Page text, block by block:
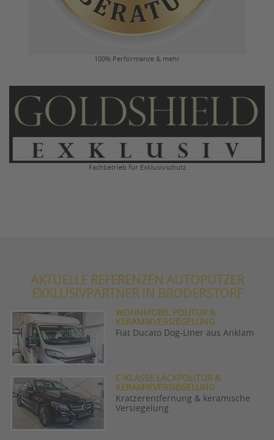
100% Performance & mehr
Fachbetrieb für Exklusivschutz
AKTUELLE REFERENZEN AUTOPUTZER
EXKLUSIVPARTNER IN BRODERSTORF
WOHNMOBIL POLITUR &
KERAMIKVERSIEGELUNG
Fiat Ducato Dog-Liner aus Anklam
C-KLASSE LACKPOLITUR &
KERAMIKVERSIEGELUNG
Kratzerentfernung & keramische
Versiegelung